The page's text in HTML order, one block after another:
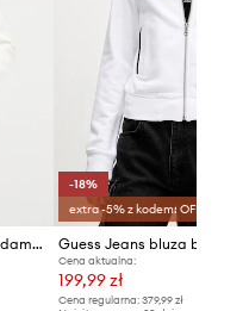
Tommy Jeans bluza rozpinana damska z bawełną
-18%
extra -5% z kodem: OFF*
Guess Jeans bluza
Cena aktualna:
199,99 zł
Cena regularna: 379,99 zł